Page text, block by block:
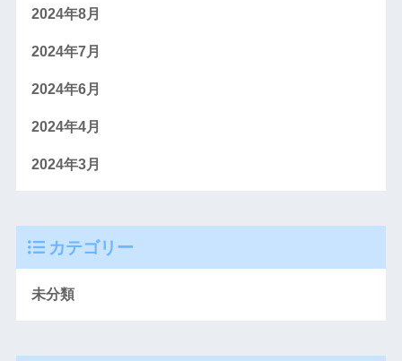
2024年8月
2024年7月
2024年6月
2024年4月
2024年3月
カテゴリー
未分類